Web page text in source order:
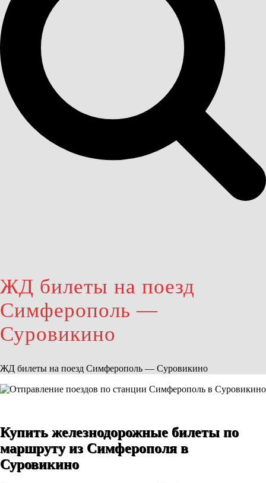
ЖД билеты на поезд
Симферополь —
Суровикино
ЖД билеты на поезд Симферополь — Суровикино
Купить железнодорожные билеты по
маршруту из Симферополя в
Суровикино